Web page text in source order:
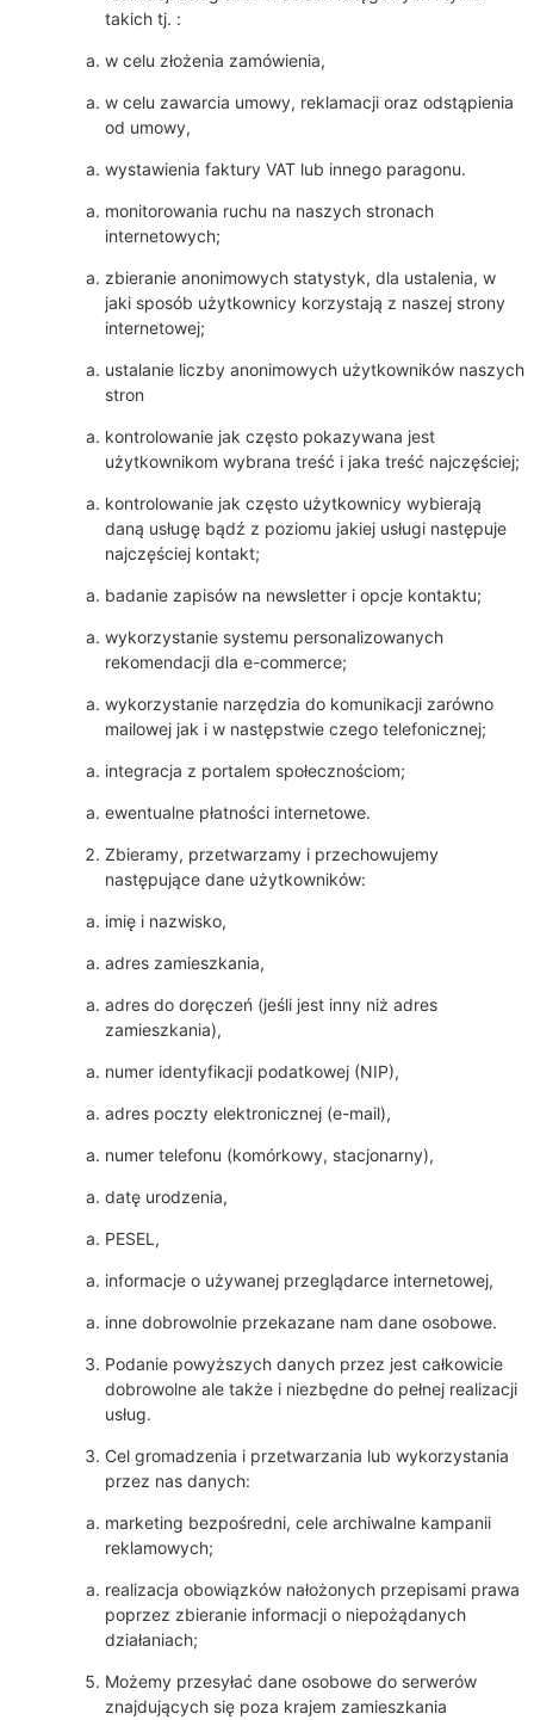
takich tj. :
w celu złożenia zamówienia,
w celu zawarcia umowy, reklamacji oraz odstąpienia
od umowy,
wystawienia faktury VAT lub innego paragonu.
monitorowania ruchu na naszych stronach
internetowych;
zbieranie anonimowych statystyk, dla ustalenia, w
jaki sposób użytkownicy korzystają z naszej strony
internetowej;
ustalanie liczby anonimowych użytkowników naszych
stron
kontrolowanie jak często pokazywana jest
użytkownikom wybrana treść i jaka treść najczęściej;
kontrolowanie jak często użytkownicy wybierają
daną usługę bądź z poziomu jakiej usługi następuje
najczęściej kontakt;
badanie zapisów na newsletter i opcje kontaktu;
wykorzystanie systemu personalizowanych
rekomendacji dla e-commerce;
wykorzystanie narzędzia do komunikacji zarówno
mailowej jak i w następstwie czego telefonicznej;
integracja z portalem społecznościom;
ewentualne płatności internetowe.
Zbieramy, przetwarzamy i przechowujemy
następujące dane użytkowników:
imię i nazwisko,
adres zamieszkania,
adres do doręczeń (jeśli jest inny niż adres
zamieszkania),
numer identyfikacji podatkowej (NIP),
adres poczty elektronicznej (e-mail),
numer telefonu (komórkowy, stacjonarny),
datę urodzenia,
PESEL,
informacje o używanej przeglądarce internetowej,
inne dobrowolnie przekazane nam dane osobowe.
Podanie powyższych danych przez jest całkowicie
dobrowolne ale także i niezbędne do pełnej realizacji
usług.
Cel gromadzenia i przetwarzania lub wykorzystania
przez nas danych:
marketing bezpośredni, cele archiwalne kampanii
reklamowych;
realizacja obowiązków nałożonych przepisami prawa
poprzez zbieranie informacji o niepożądanych
działaniach;
Możemy przesyłać dane osobowe do serwerów
znajdujących się poza krajem zamieszkania